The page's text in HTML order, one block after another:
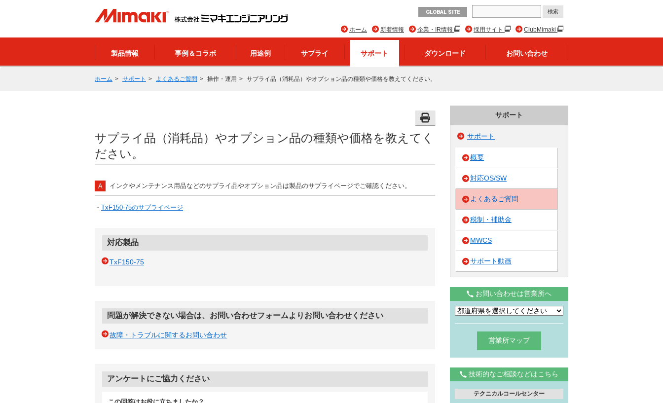
GLOBAL SITE
ClubMimaki
採用サイト
企業・IR情報
新着情報
ホーム
製品情報 事例＆コラボ 用途例 サプライ サポート ダウンロード お問い合わせ
ホーム サポート よくあるご質問 操作・運用 サプライ品（消耗品）やオプション品の種類や価格を教えてください。
サプライ品（消耗品）やオプション品の種類や価格を教えてく
ださい。
インクやメンテナンス用品などのサプライ品やオプション品は製品のサプライページでご確認ください。
・ TxF150-75のサプライページ
対応製品
TxF150-75
問題が解決できない場合は、お問い合わせフォームよりお問い合わせください
故障・トラブルに関するお問い合わせ
アンケートにご協力ください
サポート
サポート
概要
対応OS/SW
よくあるご質問
税制・補助金
MWCS
サポート動画
お問い合わせは営業所へ
営業所マップ
技術的なご相談などはこちら
テクニカルコールセンター